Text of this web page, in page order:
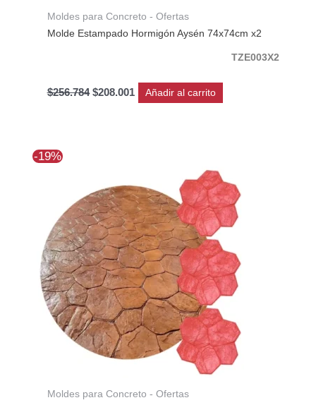
Moldes para Concreto - Ofertas
Molde Estampado Hormigón Aysén 74x74cm x2
TZE003X2
$256.784 $208.001 Añadir al carrito
-19%
Moldes para Concreto - Ofertas
era:
$368.323.
es:
$298.335.